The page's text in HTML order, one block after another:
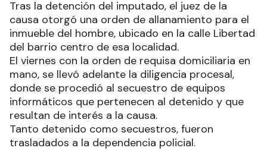
Tras la detención del imputado, el juez de la
causa otorgó una orden de allanamiento para el
inmueble del hombre, ubicado en la calle Libertad
del barrio centro de esa localidad.
El viernes con la orden de requisa domiciliaria en
mano, se llevó adelante la diligencia procesal,
donde se procedió al secuestro de equipos
informáticos que pertenecen al detenido y que
resultan de interés a la causa.
Tanto detenido como secuestros, fueron
trasladados a la dependencia policial.